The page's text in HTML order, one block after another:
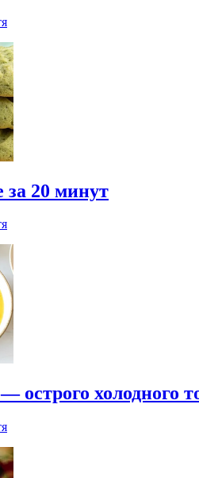
за 20 минут
острого холодного